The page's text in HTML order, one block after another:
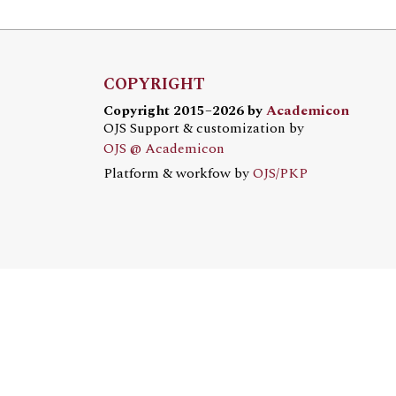
COPYRIGHT
Copyright 2015–2026 byAcademicon
OJS Support & customization by
OJS @ Academicon
Platform & workfow byOJS/PKP